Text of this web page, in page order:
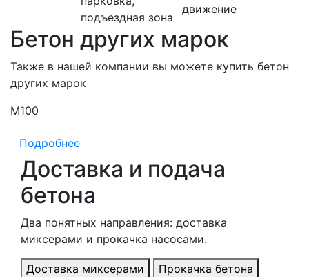
подъездная зона
движение
Бетон других марок
Также в нашей компании вы можете купить бетон
других марок
М100
Подробнее
Доставка и подача
бетона
Два понятных направления: доставка
миксерами и прокачка насосами.
Доставка миксерами Прокачка бетона